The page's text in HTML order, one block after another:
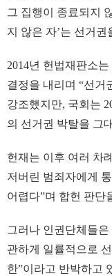
그 집행이 종료되지
지 않은 자’는 선거
2014년 헌법재판소
결정을 내리며 “선거
강조했지만, 국회는
의 선거권 박탈을 그
헌재는 이후 여러 차
저버린 범죄자에게
어렵다”며 합헌 판단
그러나 인권단체들
관하게 일률적으로
한”이라고 반박하고